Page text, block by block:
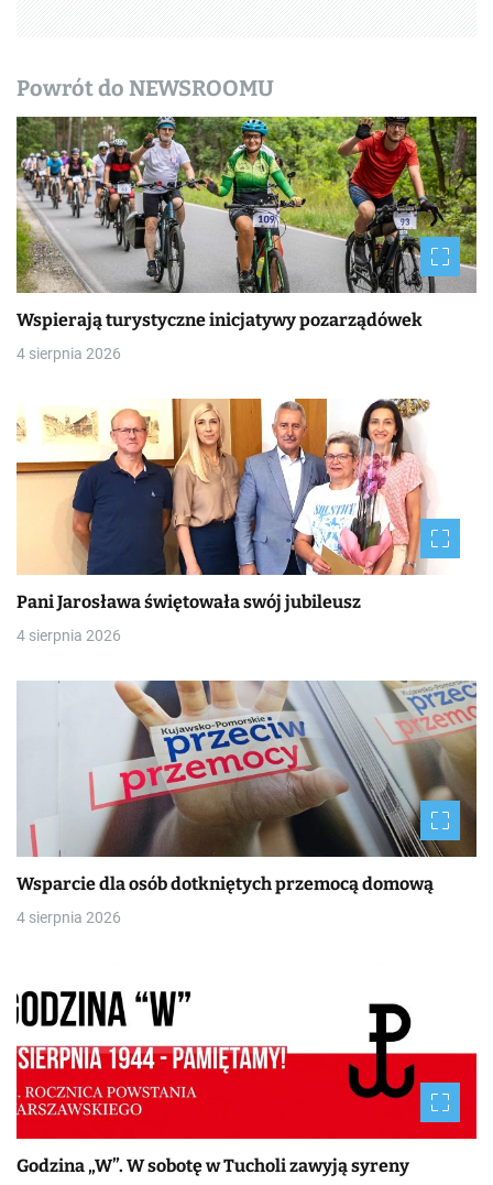
s
y
Powrót do NEWSROOMU
Wspierają turystyczne inicjatywy pozarządówek
4 sierpnia 2026
Pani Jarosława świętowała swój jubileusz
4 sierpnia 2026
Wsparcie dla osób dotkniętych przemocą domową
4 sierpnia 2026
Godzina „W”. W sobotę w Tucholi zawyją syreny